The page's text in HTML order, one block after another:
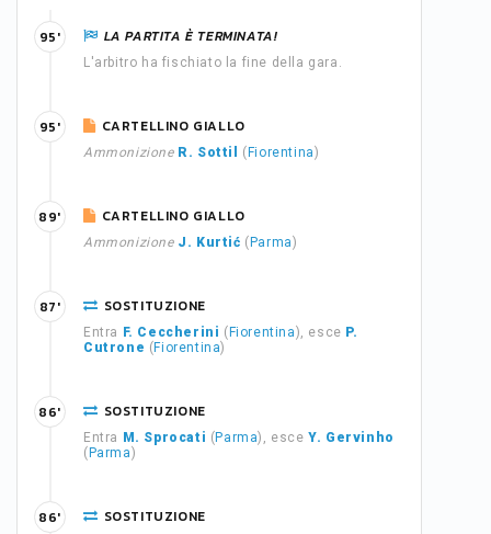
LA PARTITA È TERMINATA!
L'arbitro ha fischiato la fine della gara.
95'
CARTELLINO GIALLO
Ammonizione R. Sottil ( Fiorentina)
95'
CARTELLINO GIALLO
Ammonizione J. Kurtić ( Parma)
89'
SOSTITUZIONE
Entra F. Ceccherini ( Fiorentina), esce P.
Cutrone ( Fiorentina)
87'
SOSTITUZIONE
Entra M. Sprocati ( Parma), esceY. Gervinho
( Parma)
86'
SOSTITUZIONE
86'